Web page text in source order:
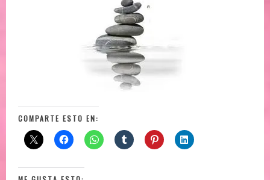
COMPARTE ESTO EN: